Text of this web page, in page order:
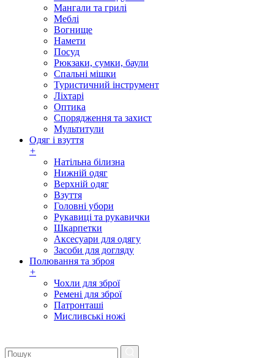
Мангали та грилі
Меблі
Вогнище
Намети
Посуд
Рюкзаки, сумки, баули
Спальні мішки
Туристичний інструмент
Ліхтарі
Оптика
Спорядження та захист
Мультитули
Одяг і взуття
+
Натільна білизна
Нижній одяг
Верхній одяг
Взуття
Головні убори
Рукавиці та рукавички
Шкарпетки
Аксесуари для одягу
Засоби для догляду
Полювання та зброя
+
Чохли для зброї
Ремені для зброї
Патронташі
Мисливські ножі